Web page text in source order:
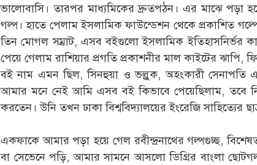
ভালোবাসি। তারপর মাধ্যমিকের দ্রুতপঠন। এর মাঝে পড়া হয়ে
গল্প। হাতে পেলাম ইসলামিক ফাউন্ডেশন থেকে প্রকাশিত
তিন মোগল সম্রাট, এসব বইগুলো ইসলামিক ইতিহাসনির্ভর
পেয়ে গেলাম রাশিয়ার প্রগতি প্রকাশনীর মাল কাইটের ঝাপি,
বই নাম এমন ছিল, সিনহুয়া ও ভল্লুক, অহংকারী সেনাপতি
আমার মনে নেই আমি এসব বই কিভাবে পেয়েছিলাম, তবে
করতেন। উনি তখন ঢাকা বিশ্ববিদ্যালয়ের ইংরেজি সাহিত্যের
একফাকে আমার পড়া হয়ে গেল রবীন্দ্রনাথের গল্পগুচ্ছ,
বা সেভেনে পড়ি, আমার সামনে আসলো ডিগ্রির বাংলা